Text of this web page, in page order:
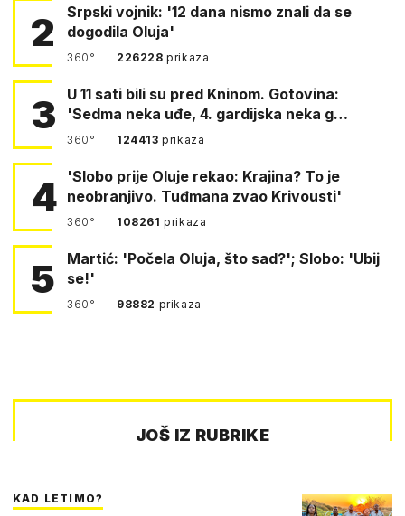
2
Srpski vojnik: '12 dana nismo znali da se
dogodila Oluja'
360° 226228prikaza
3
U 11 sati bili su pred Kninom. Gotovina:
'Sedma neka uđe, 4. gardijska neka g…
360° 124413prikaza
4
'Slobo prije Oluje rekao: Krajina? To je
neobranjivo. Tuđmana zvao Krivousti'
360° 108261prikaza
5
Martić: 'Počela Oluja, što sad?'; Slobo: 'Ubij
se!'
360° 98882 prikaza
JOŠ IZ RUBRIKE
KAD LETIMO?